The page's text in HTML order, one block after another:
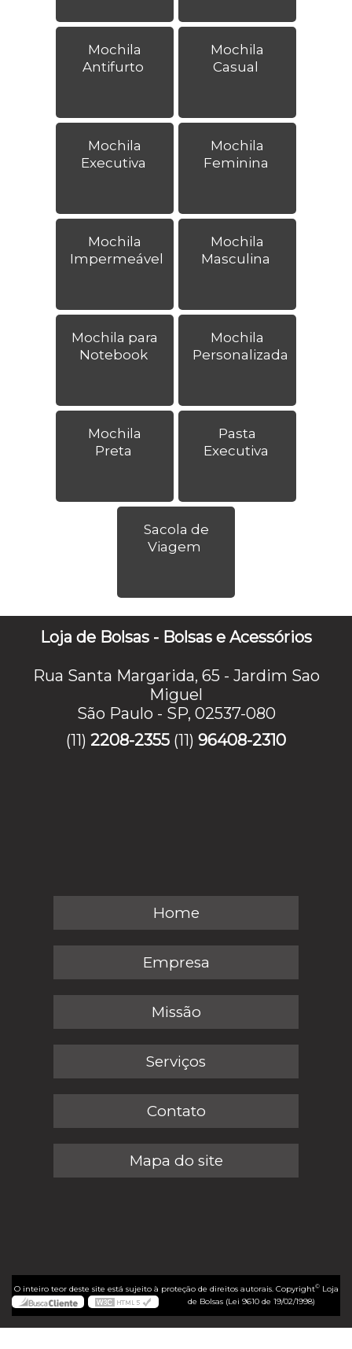
Mochila
Antifurto
Mochila
Casual
Mochila
Executiva
Mochila
Feminina
Mochila
Impermeável
Mochila
Masculina
Mochila para
Notebook
Mochila
Personalizada
Mochila
Preta
Pasta
Executiva
Sacola de
Viagem
Loja de Bolsas - Bolsas e Acessórios
Rua Santa Margarida, 65 - Jardim Sao
Miguel
São Paulo - SP, 02537-080
(11) 2208-2355 (11) 96408-2310
Home
Empresa
Missão
Serviços
Contato
Mapa do site
O inteiro teor deste site está sujeito à proteção de direitos autorais. Copyright©Loja
de Bolsas (Lei 9610 de 19/02/1998)